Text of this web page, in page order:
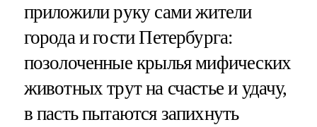
приложили руку сами жители
города и гости Петербурга:
позолоченные крылья мифических
животных трут на счастье и удачу,
в пасть пытаются запихнуть